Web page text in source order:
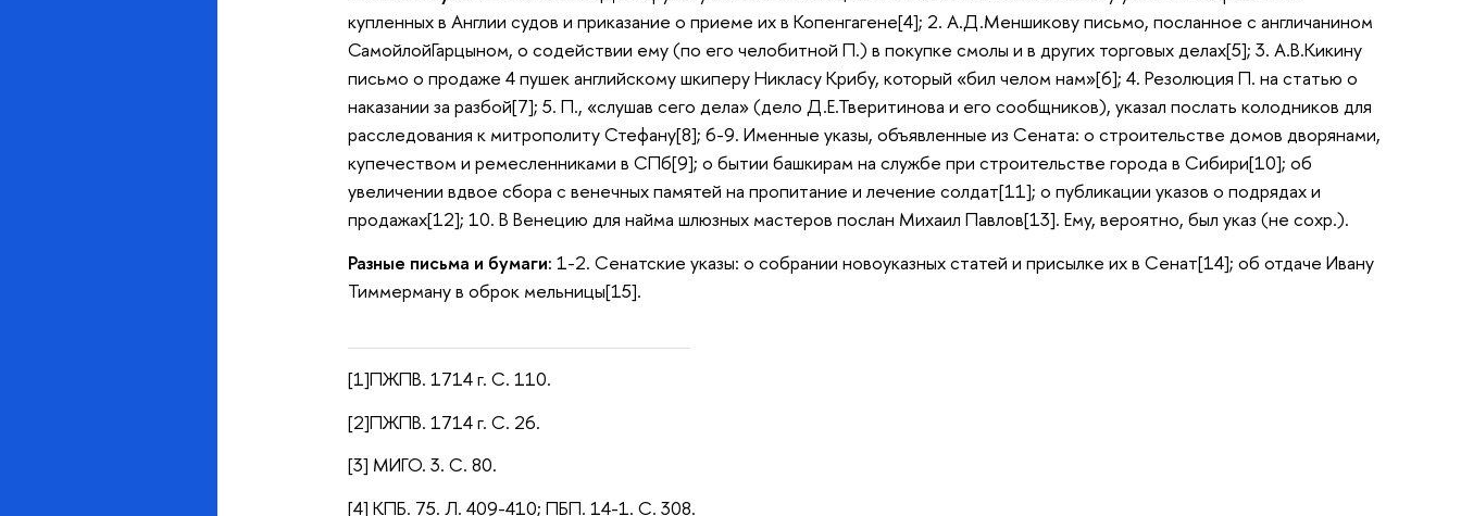
купленных в Англии судов и приказание о приеме их в Копенгагене[4]; 2. А.Д.Меншикову письмо, посланное с англичанином
СамойлойГарцыном, о содействии ему (по его челобитной П.) в покупке смолы и в других торговых делах[5]; 3. А.В.Кикину
письмо о продаже 4 пушек английскому шкиперу Никласу Крибу, который «бил челом нам»[6]; 4. Резолюция П. на статью о
наказании за разбой[7]; 5. П., «слушав сего дела» (дело Д.Е.Тверитинова и его сообщников), указал послать колодников для
расследования к митрополиту Стефану[8]; 6-9. Именные указы, объявленные из Сената: о строительстве домов дворянами,
купечеством и ремесленниками в СПб[9]; о бытии башкирам на службе при строительстве города в Сибири[10]; об
увеличении вдвое сбора с венечных памятей на пропитание и лечение солдат[11]; о публикации указов о подрядах и
продажах[12]; 10. В Венецию для найма шлюзных мастеров послан Михаил Павлов[13]. Ему, вероятно, был указ (не сохр.).
Разные письма и бумаги: 1-2. Сенатские указы: о собрании новоуказных статей и присылке их в Сенат[14]; об отдаче Ивану
Тиммерману в оброк мельницы[15].
[1]ПЖПВ. 1714 г. С. 110.
[2]ПЖПВ. 1714 г. С. 26.
[3] МИГО. 3. С. 80.
[4] КПБ. 75. Л. 409-410; ПБП. 14-1. С. 308.